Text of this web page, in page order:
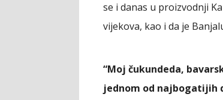
se i danas u proizvodnji
vijekova, kao i da je
“Moj čukundeda,
jednom od najbogatijih